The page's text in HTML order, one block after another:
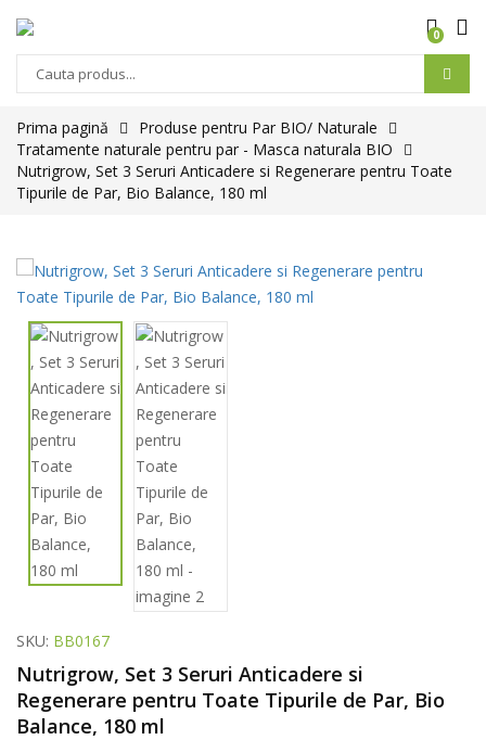
0
Prima pagină
Produse pentru Par BIO/ Naturale
Tratamente naturale pentru par - Masca naturala BIO
Nutrigrow, Set 3 Seruri Anticadere si Regenerare pentru Toate
Tipurile de Par, Bio Balance, 180 ml
SKU: BB0167
Nutrigrow, Set 3 Seruri Anticadere si
Regenerare pentru Toate Tipurile de Par, Bio
Balance, 180 ml